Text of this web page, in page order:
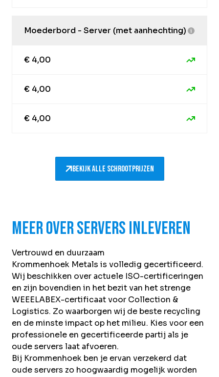
Moederbord - Server (met aanhechting)
€ 4,00
€ 4,00
€ 4,00
Bekijk alle schrootprijzen
Meer over servers inleveren
Vertrouwd en duurzaam
Krommenhoek Metals is volledig gecertificeerd.
Wij beschikken over actuele ISO-certificeringen
en zijn bovendien in het bezit van het strenge
WEEELABEX-certificaat voor Collection &
Logistics. Zo waarborgen wij de beste recycling
en de minste impact op het milieu. Kies voor een
professionele en gecertificeerde partij als je
oude servers laat afvoeren.
Bij Krommenhoek ben je ervan verzekerd dat
oude servers zo hoogwaardig mogelijk worden